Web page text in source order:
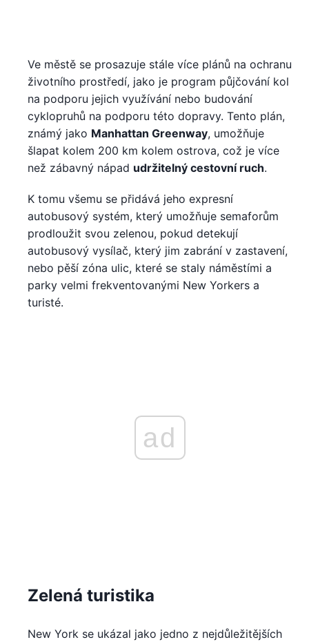
Ve městě se prosazuje stále více plánů na ochranu
životního prostředí, jako je program půjčování kol
na podporu jejich využívání nebo budování
cyklopruhů na podporu této dopravy. Tento plán,
známý jako Manhattan Greenway, umožňuje
šlapat kolem 200 km kolem ostrova, což je více
než zábavný nápad udržitelný cestovní ruch.
K tomu všemu se přidává jeho expresní
autobusový systém, který umožňuje semaforům
prodloužit svou zelenou, pokud detekují
autobusový vysílač, který jim zabrání v zastavení,
nebo pěší zóna ulic, které se staly náměstími a
parky velmi frekventovanými New Yorkers a
turisté.
ad
Zelená turistika
New York se ukázal jako jedno z nejdůležitějších